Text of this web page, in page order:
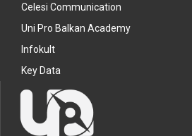
Celesi Communication
Uni Pro Balkan Academy
Infokult
Key Data